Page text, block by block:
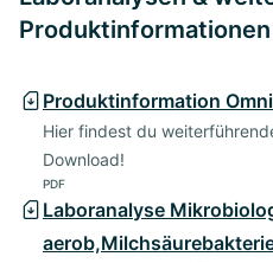
Produktinformationen
Produktinformation
Hier findest du
Download!
PDF
Laboranalyse